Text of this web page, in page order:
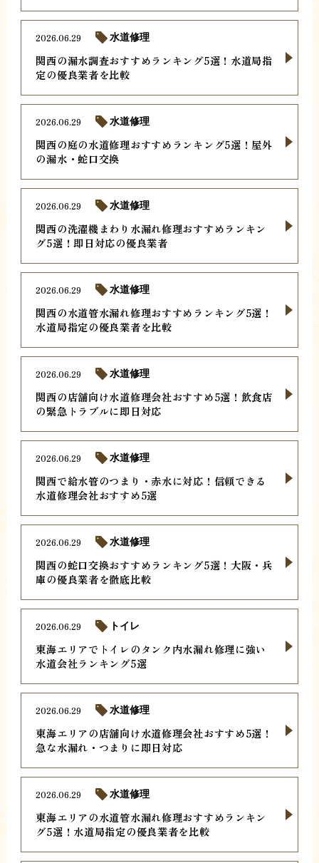
関西の漏水調査おすすめランキング5選！水道局指
定の優良業者を比較
2026.06.29 水道修理
関西の庭の水道修理おすすめランキング5選！屋外
の漏水・蛇口交換
2026.06.29 水道修理
関西の洗濯機まわり水漏れ修理おすすめランキン
グ5選！即日対応の優良業者
2026.06.29 水道修理
関西の水道管水漏れ修理おすすめランキング5選！
水道局指定の優良業者を比較
2026.06.29 水道修理
関西の店舗向け水道修理会社おすすめ5選！飲食店
の緊急トラブルに即日対応
2026.06.29 水道修理
関西で給水管のつまり・赤水に対応！信頼できる
水道修理会社おすすめ5選
2026.06.29 水道修理
関西の蛇口交換おすすめランキング5選！大阪・兵
庫の優良業者を徹底比較
2026.06.29 水道修理
東海エリアでトイレのタンク内水漏れ修理に強い
水道会社ランキング5選
2026.06.29 トイレ
東海エリアの店舗向け水道修理会社おすすめ5選！
急な水漏れ・つまりに即日対応
2026.06.29 水道修理
東海エリアの水道管水漏れ修理おすすめランキン
グ5選！水道局指定の優良業者を比較
2026.06.29 水道修理